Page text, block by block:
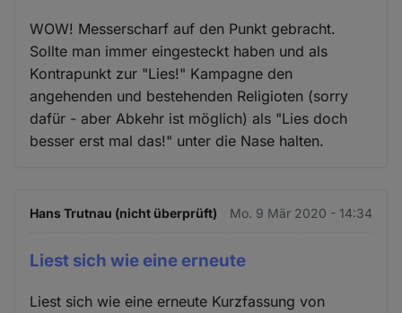
WOW! Messerscharf auf den Punkt gebracht.
Sollte man immer eingesteckt haben und als
Kontrapunkt zur "Lies!" Kampagne den
angehenden und bestehenden Religioten (sorry
dafür - aber Abkehr ist möglich) als "Lies doch
besser erst mal das!" unter die Nase halten.
Hans Trutnau (nicht überprüft) Mo. 9 Mär 2020 - 14:34
Liest sich wie eine erneute
Liest sich wie eine erneute Kurzfassung von